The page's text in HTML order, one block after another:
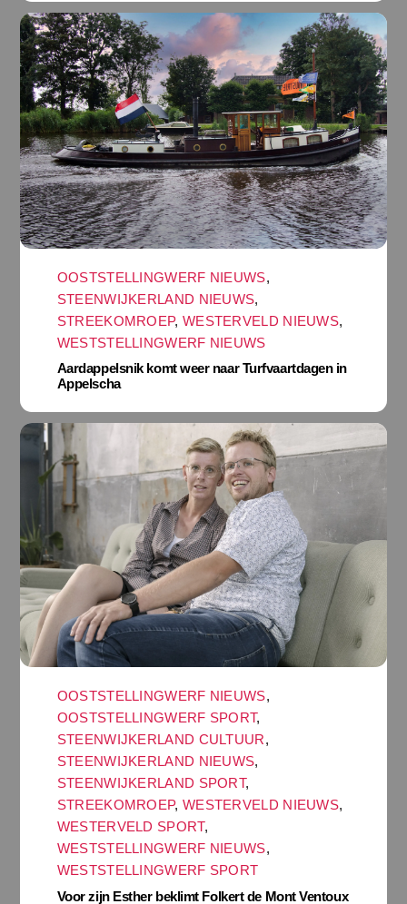
OOSTSTELLINGWERF NIEUWS,
STEENWIJKERLAND NIEUWS,
STREEKOMROEP, WESTERVELD NIEUWS,
WESTSTELLINGWERF NIEUWS
Aardappelsnik komt weer naar Turfvaartdagen in
Appelscha
OOSTSTELLINGWERF NIEUWS,
OOSTSTELLINGWERF SPORT,
STEENWIJKERLAND CULTUUR,
STEENWIJKERLAND NIEUWS,
STEENWIJKERLAND SPORT,
STREEKOMROEP, WESTERVELD NIEUWS,
WESTERVELD SPORT,
WESTSTELLINGWERF NIEUWS,
WESTSTELLINGWERF SPORT
Voor zijn Esther beklimt Folkert de Mont Ventoux